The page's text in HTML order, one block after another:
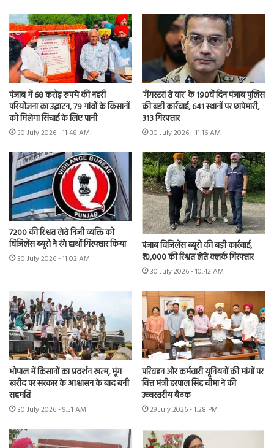
पंजाब में 68 करोड़ रुपये की नहरी
परियोजना का उद्घाटन, 79 गांवों के किसानों
को मिलेगा सिंचाई के लिए पानी
30 July 2026 - 11:48 AM
‘गैंगस्टरां ते वार’ के 190वें दिन पंजाब पुलिस
की बड़ी कार्रवाई, 641 स्थानों पर छापेमारी,
313 गिरफ्तार
30 July 2026 - 11:16 AM
7200 की रिश्वत लेते निजी व्यक्ति को
विजिलेंस ब्यूरो ने रंगे हाथों गिरफ्तार किया
30 July 2026 - 11:02 AM
पंजाब विजिलेंस ब्यूरो की बड़ी कार्रवाई,
₹10,000 की रिश्वत लेते क्लर्क गिरफ्तार
30 July 2026 - 10:42 AM
भोपाल में किसानों का प्रदर्शन खत्म, मूंग
खरीद पर सरकार के आश्वासन के बाद बनी
सहमति
30 July 2026 - 9:51 AM
परिवहन और कर्मचारी यूनियनों की मांगों पर
वित्त मंत्री हरपाल सिंह चीमा ने की
उच्चस्तरीय बैठक
29 July 2026 - 1:28 PM